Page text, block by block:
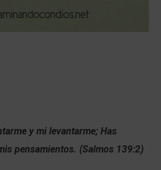
y mi levantarme; Has
pensamientos. (Salmos 139:2)